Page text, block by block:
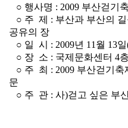
○ 행사명 : 2009 부산걷기
○ 주 제 : 부산과 부산의
공유의 장
○ 일 시 : 2009년 11월 13일
○ 장 소 : 국제문화센터 4
○ 주 최 : 2009 부산걷기축
문
○ 주 관 : 사)걷고 싶은 부